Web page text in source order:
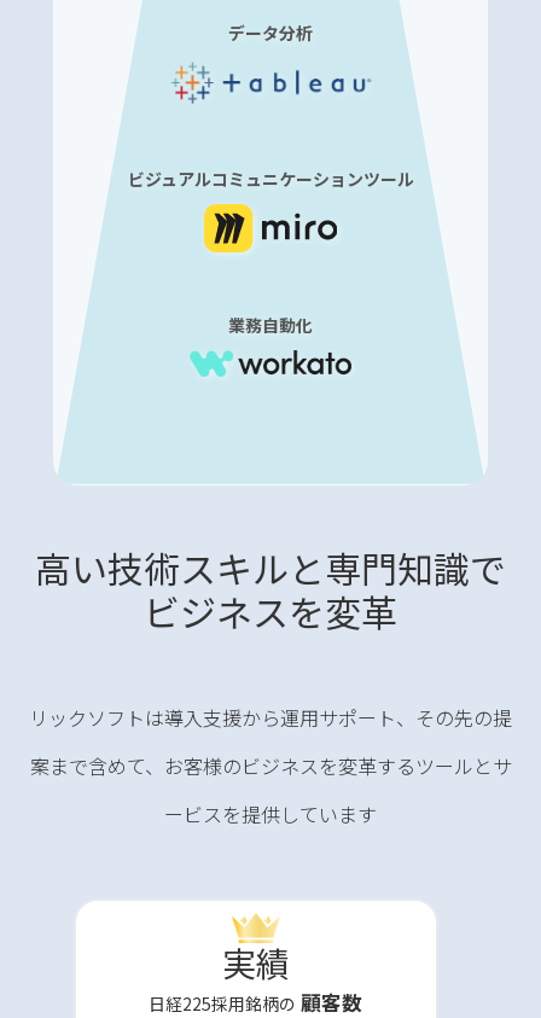
データ分析
ビジュアルコミュニケーションツール
業務自動化
高い技術スキルと専門知識で
ビジネスを変革
リックソフトは導入支援から運用サポート、その先の提
案まで含めて、お客様のビジネスを変革するツールとサ
ービスを提供しています
実績
日経225採用銘柄の 顧客数